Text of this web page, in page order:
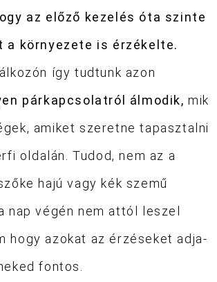
az előző kezelés óta szinte
a környezete is érzékelte.
így tudtunk azon
párkapcsolatról álmodik, mik
amiket szeretne tapasztalni
oldalán. Tudod, nem az a
hajú vagy kék szemű
nap végén nem attól leszel
hogy azokat az érzéseket adja-
fontos.